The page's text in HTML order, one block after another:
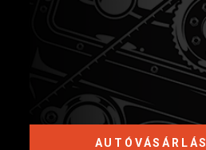
AUTÓVÁSÁRLÁS